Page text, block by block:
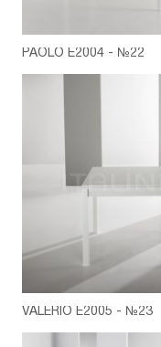
PAOLO E2004 - №22
VALERIO E2005 - №23